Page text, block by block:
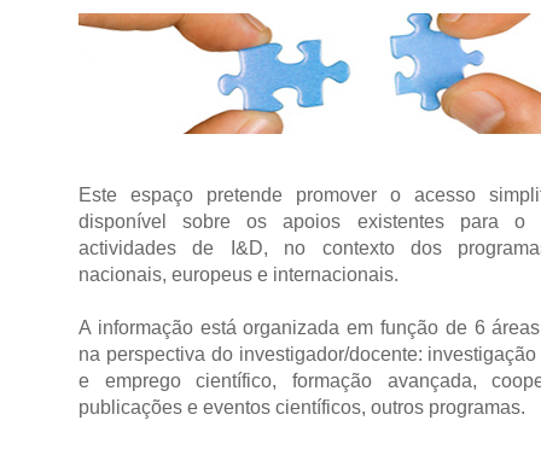
Este espaço pretende promover o acesso
disponível sobre os apoios existentes para o
actividades de I&D, no contexto dos
nacionais, europeus e internacionais.
A informação está organizada em função de 6
na perspectiva do investigador/docente:
e emprego científico, formação avançada,
publicações e eventos científicos, outros programas.